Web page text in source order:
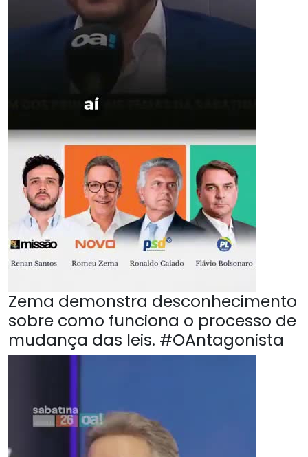
Zema demonstra desconhecimento
sobre como funciona o processo de
mudança das leis. #OAntagonista